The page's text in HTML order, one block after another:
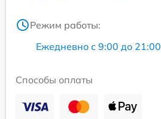
Режим работы:
Ежедневно с 9:00 до 21:00
Способы оплаты